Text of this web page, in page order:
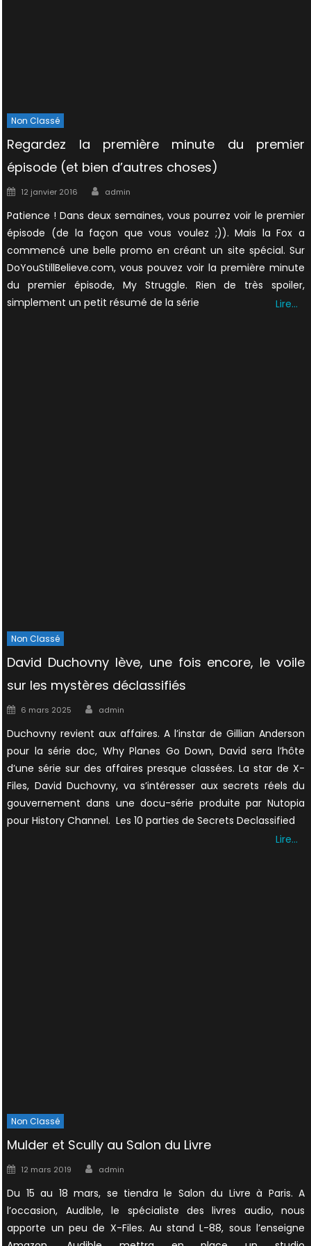
Non Classé
Regardez la première minute du premier
épisode (et bien d’autres choses)
Posted
12 janvier 2016 Author
admin
Patience ! Dans deux semaines, vous pourrez voir le premier
épisode (de la façon que vous voulez ;)). Mais la Fox a
commencé une belle promo en créant un site spécial. Sur
DoYouStillBelieve.com, vous pouvez voir la première minute
du premier épisode, My Struggle. Rien de très spoiler,
simplement un petit résumé de la série
Lire…
Non Classé
David Duchovny lève, une fois encore, le voile
sur les mystères déclassifiés
Posted
6 mars 2025 Author
admin
Duchovny revient aux affaires. A l’instar de Gillian Anderson
pour la série doc, Why Planes Go Down, David sera l’hôte
d’une série sur des affaires presque classées. La star de X-
Files, David Duchovny, va s’intéresser aux secrets réels du
gouvernement dans une docu-série produite par Nutopia
pour History Channel. Les 10 parties de Secrets Declassified
Lire…
Non Classé
Mulder et Scully au Salon du Livre
Posted
12 mars 2019 Author
admin
Du 15 au 18 mars, se tiendra le Salon du Livre à Paris. A
l’occasion, Audible, le spécialiste des livres audio, nous
apporte un peu de X-Files. Au stand L-88, sous l’enseigne